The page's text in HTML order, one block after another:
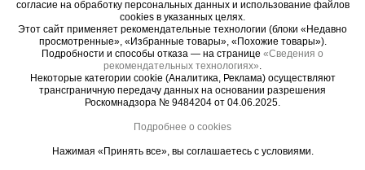
Важные преимущества –
эффективная работа
Надежность
Лестница изготовлена из специального алюминиевого сплава
Выдерживает нагрузку до 150 кг
согласие на обработку персональных данных и использование файлов
cookies в указанных целях.
Этот сайт применяет рекомендательные технологии (блоки «Недавно
просмотренные», «Избранные товары», «Похожие товары»).
Подробности и способы отказа — на странице «Сведения о
рекомендательных технологиях».
Некоторые категории cookie (Аналитика, Реклама) осуществляют
трансграничную передачу данных на основании разрешения
Роскомнадзора № 9484204 от 04.06.2025.
Подробнее о cookies
Нажимая «Принять все», вы соглашаетесь с условиями.